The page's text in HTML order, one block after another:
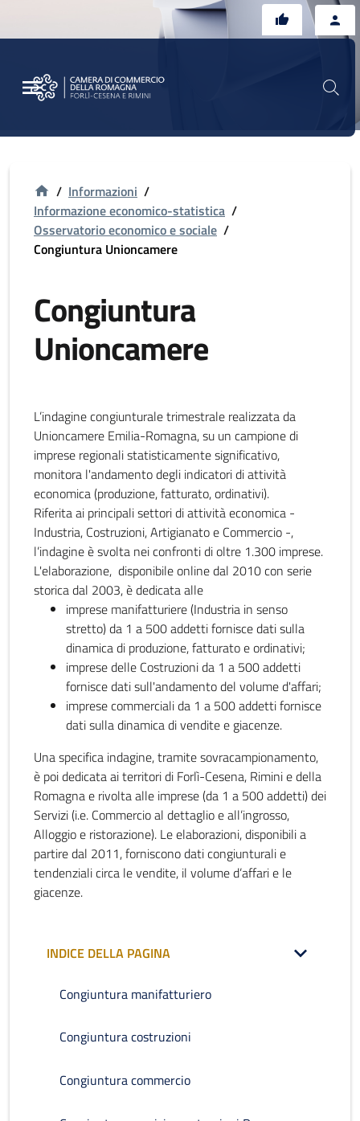
/ Informazioni /
Informazione economico-statistica /
Osservatorio economico e sociale /
Congiuntura Unioncamere
Congiuntura
Unioncamere
L’indagine congiunturale trimestrale realizzata da
Unioncamere Emilia-Romagna, su un campione di
imprese regionali statisticamente significativo,
monitora l'andamento degli indicatori di attività
economica (produzione, fatturato, ordinativi).
Riferita ai principali settori di attività economica -
Industria, Costruzioni, Artigianato e Commercio -,
l’indagine è svolta nei confronti di oltre 1.300 imprese.
L'elaborazione, disponibile online dal 2010 con serie
storica dal 2003, è dedicata alle
imprese manifatturiere (Industria in senso
stretto) da 1 a 500 addetti fornisce dati sulla
dinamica di produzione, fatturato e ordinativi;
imprese delle Costruzioni da 1 a 500 addetti
fornisce dati sull'andamento del volume d'affari;
imprese commerciali da 1 a 500 addetti fornisce
dati sulla dinamica di vendite e giacenze.
Una specifica indagine, tramite sovracampionamento,
è poi dedicata ai territori di Forlì-Cesena, Rimini e della
Romagna e rivolta alle imprese (da 1 a 500 addetti) dei
Servizi (i.e. Commercio al dettaglio e all’ingrosso,
Alloggio e ristorazione). Le elaborazioni, disponibili a
partire dal 2011, forniscono dati congiunturali e
tendenziali circa le vendite, il volume d’affari e le
giacenze.
INDICE DELLA PAGINA
Congiuntura manifatturiero
Congiuntura costruzioni
Congiuntura commercio